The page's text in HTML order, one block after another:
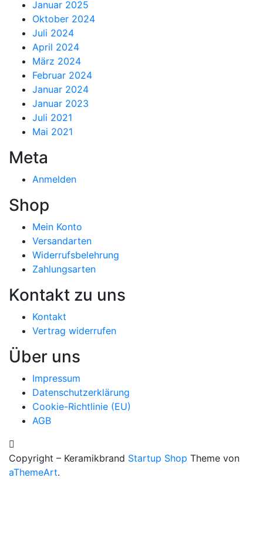
Januar 2025
Oktober 2024
Juli 2024
April 2024
März 2024
Februar 2024
Januar 2024
Januar 2023
Juli 2021
Mai 2021
Meta
Anmelden
Shop
Mein Konto
Versandarten
Widerrufsbelehrung
Zahlungsarten
Kontakt zu uns
Kontakt
Vertrag widerrufen
Über uns
Impressum
Datenschutzerklärung
Cookie-Richtlinie (EU)
AGB
Copyright – Keramikbrand Startup Shop Theme von
aThemeArt.